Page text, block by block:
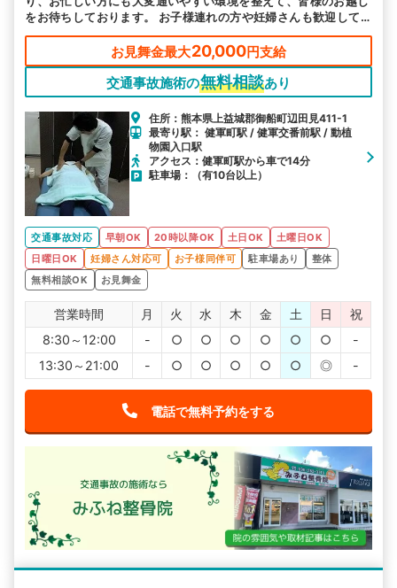
をお待ちしております。 お子様連れの方や妊婦さんも歓迎して
おります。ご不安なことはお気軽にご相談ください。駐車場も完
備しておりますので、ご利用ください。
お見舞金最大20,000円支給
交通事故施術の無料相談あり
住所：熊本県上益城郡御船町辺田見411-1
最寄り駅： 健軍町駅 / 健軍交番前駅 / 動植
物園入口駅
アクセス：健軍町駅から車で14分
駐車場：（有10台以上）
交通事故対応 早朝OK 20時以降OK 土日OK
土曜日OK
日曜日OK
妊婦さん対応可 お子様同伴可 駐車場あり
整体
無料相談OK
お見舞金
営業時間 月 火 水 木 金 土 日
祝
8:30～12:00
- ○ ○ ○ ○ ○ ○
-
13:30～21:00
- ○ ○ ○ ○ ○ ◎ -
電話で無料予約をする